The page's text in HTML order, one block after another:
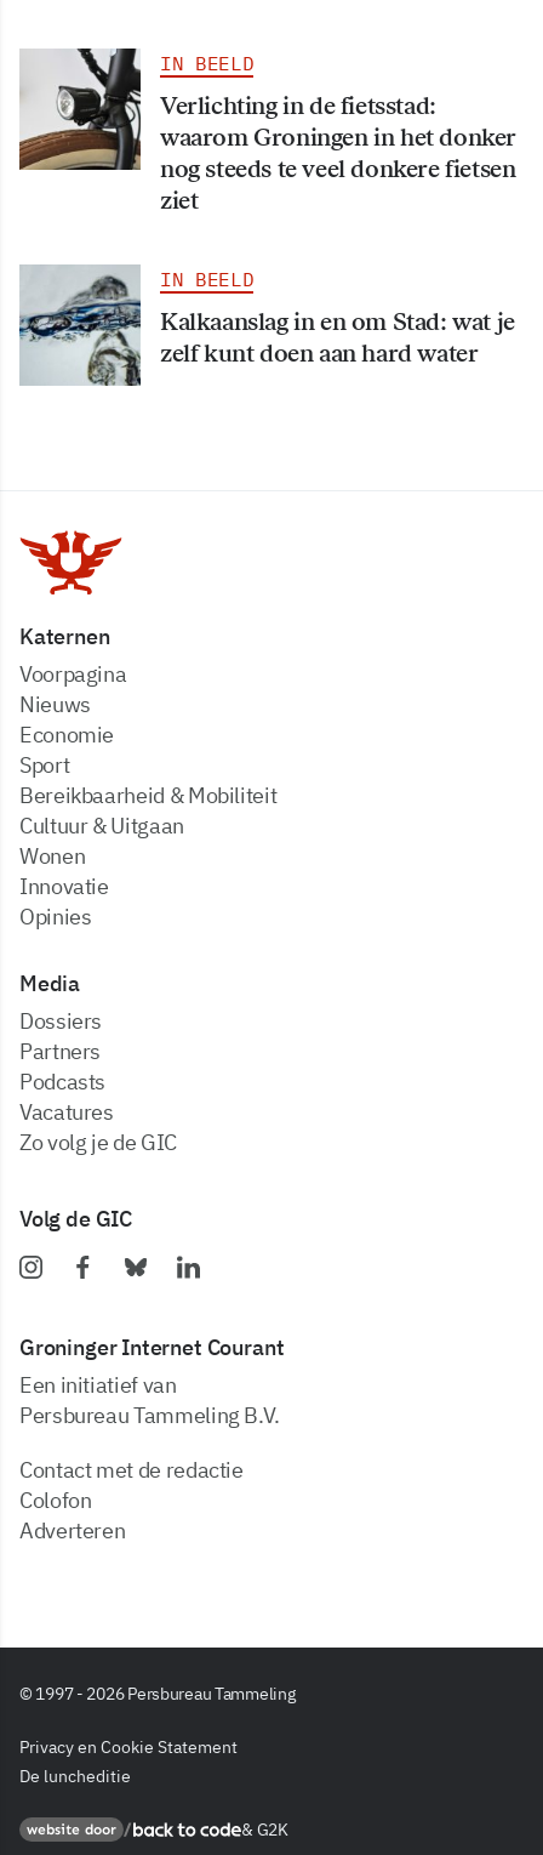
IN BEELD
Verlichting in de fietsstad:
waarom Groningen in het donker
nog steeds te veel donkere fietsen
ziet
IN BEELD
Kalkaanslag in en om Stad: wat je
zelf kunt doen aan hard water
Katernen
Voorpagina
Nieuws
Economie
Sport
Bereikbaarheid & Mobiliteit
Cultuur & Uitgaan
Wonen
Innovatie
Opinies
Media
dossiers
partners
podcasts
vacatures
zo volg je de GIC
Volg de GIC
Groninger Internet Courant
Een initiatief van
Persbureau Tammeling B.V.
Contact met de redactie
Colofon
Adverteren
© 1997 - 2026 Persbureau Tammeling
Privacy en Cookie Statement
De luncheditie
website doorBack to code & G2K